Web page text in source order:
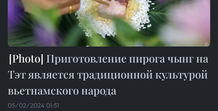
Приготовление пирога чынг на
Тэт является традиционной культурой
вьетнамского народа
05/02/2024 01:51